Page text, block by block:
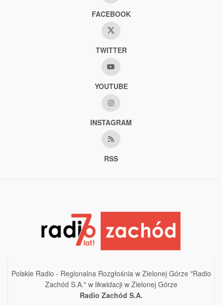
FACEBOOK
TWITTER
YOUTUBE
INSTAGRAM
RSS
Polskie Radio - Regionalna Rozgłośnia w Zielonej Górze "Radio
Zachód S.A." w likwidacji w Zielonej Górze
Radio Zachód S.A.